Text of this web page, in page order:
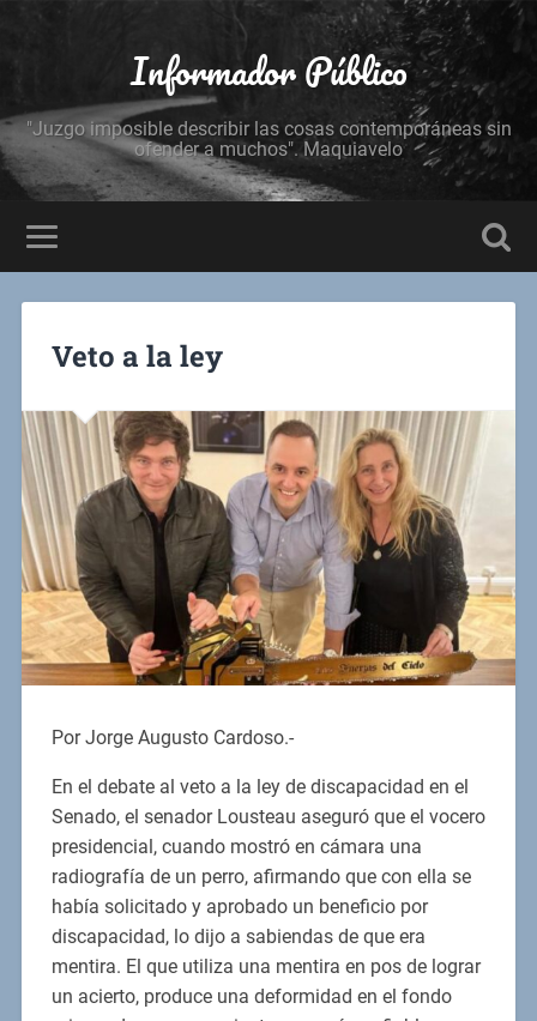
Informador Público
"Juzgo imposible describir las cosas contemporáneas sin
ofender a muchos". Maquiavelo
Veto a la ley
Por Jorge Augusto Cardoso.-
En el debate al veto a la ley de discapacidad en el
Senado, el senador Lousteau aseguró que el vocero
presidencial, cuando mostró en cámara una
radiografía de un perro, afirmando que con ella se
había solicitado y aprobado un beneficio por
discapacidad, lo dijo a sabiendas de que era
mentira. El que utiliza una mentira en pos de lograr
un acierto, produce una deformidad en el fondo